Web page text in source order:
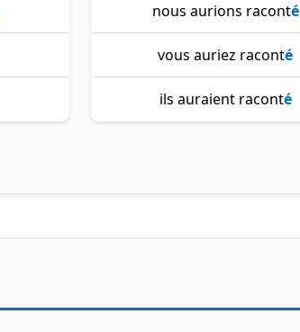
nous aurions raconté
vous auriez raconté
ils auraient raconté